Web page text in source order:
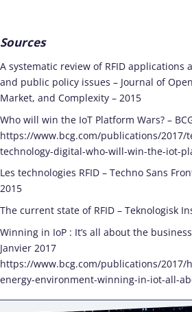
Sources
A systematic review of RFID applications
and public policy issues – Journal of
Market, and Complexity – 2015
Who will win the IoT Platform Wars? –
https://www.bcg.com/publications/2017/
technology-digital-who-will-win-the-iot-
Les technologies RFID – Techno Sans
2015
The current state of RFID – Teknologisk
Winning in IoP : It’s all about the
Janvier 2017
https://www.bcg.com/publications/2017/
energy-environment-winning-in-iot-all-